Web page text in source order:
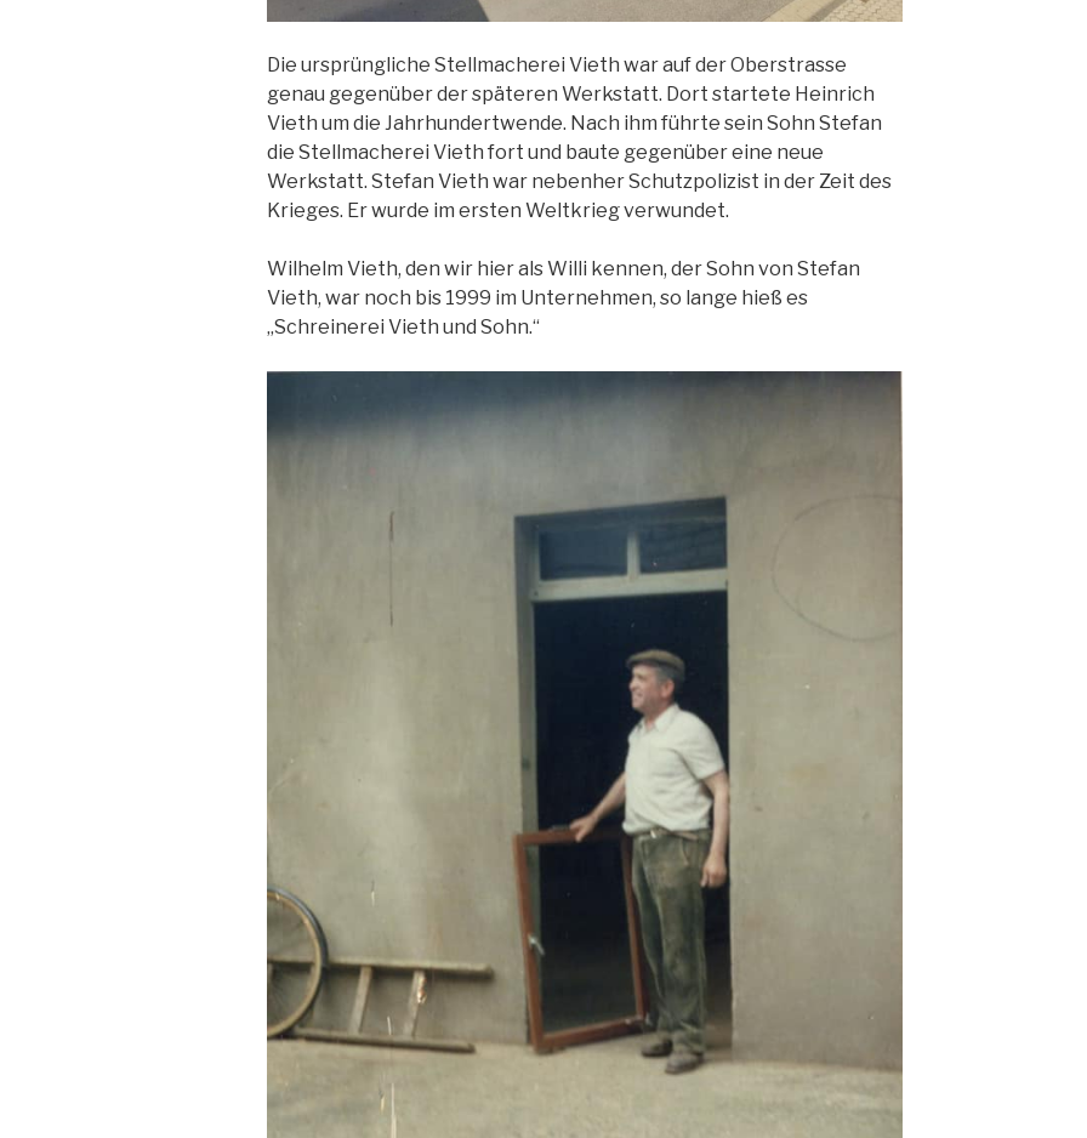
Die ursprüngliche Stellmacherei Vieth war auf der Oberstrasse
genau gegenüber der späteren Werkstatt. Dort startete Heinrich
Vieth um die Jahrhundertwende. Nach ihm führte sein Sohn Stefan
die Stellmacherei Vieth fort und baute gegenüber eine neue
Werkstatt. Stefan Vieth war nebenher Schutzpolizist in der Zeit des
Krieges. Er wurde im ersten Weltkrieg verwundet.
Wilhelm Vieth, den wir hier als Willi kennen, der Sohn von Stefan
Vieth, war noch bis 1999 im Unternehmen, so lange hieß es
„Schreinerei Vieth und Sohn.“